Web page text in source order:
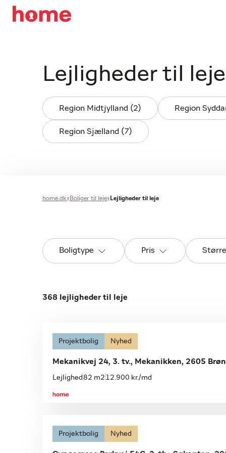
Lejligheder til leje
Region Midtjylland (2) Region
Region Sjælland (7)
home.dk Boliger til leje Lejligheder til leje
Boligtype Pris
368 lejligheder til leje
Projektbolig Nyhed
Mekanikvej 24, 3. tv., Mekanikken, 2605
Lejlighed 82 m2 12.900 kr./md
Projektbolig Nyhed